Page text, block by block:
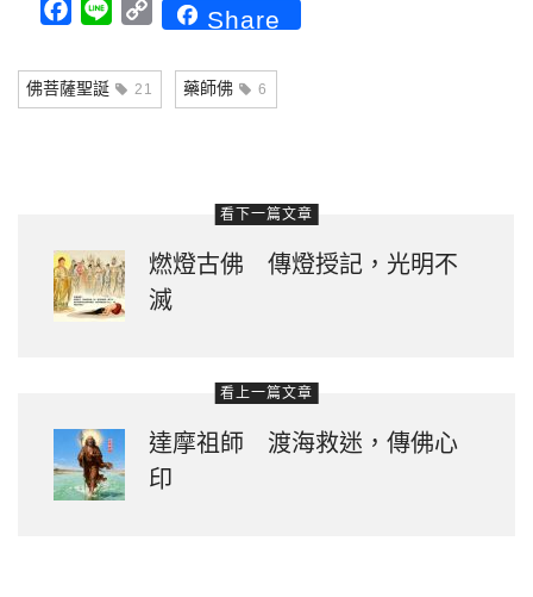
Facebook
Line CopyShare
佛菩薩聖誕 21 藥師佛 6
看下一篇文章
燃燈古佛 傳燈授記，光明不
滅
看上一篇文章
達摩祖師 渡海救迷，傳佛心
印